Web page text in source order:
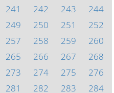
241 242 243
244
249 250 251
252
257 258 259
260
265 266 267
268
273 274 275
276
281 282 283
284